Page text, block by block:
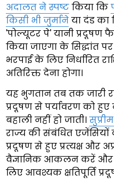
अदालत ने स्पष्ट किया कि
किसी भी जुर्माने या दंड का
'पोल्यूटर पे' यानी प्रदूषण
किया जाएगा के सिद्धांत
भरपाई के लिए निर्धारित
अतिरिक्त देना होगा।
यह भुगतान तब तक जारी
प्रदूषण से पर्यावरण को
बहाली नहीं हो जाती।
राज्य की संबंधित एजेंसियों
प्रदूषण से हुए प्रत्यक्ष और
वैज्ञानिक आकलन करें और
लिए आवश्यक क्षतिपूर्ति